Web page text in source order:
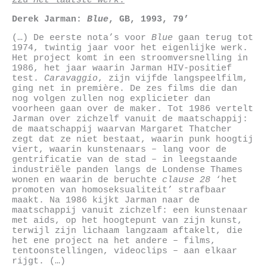
Derek Jarman : Blue, GB, 1993, 79’
(…) De eerste nota’s voor Blue gaan terug tot
1974, twintig jaar voor het eigenlijke werk.
Het project komt in een stroomversnelling in
1986, het jaar waarin Jarman HIV-positief
test. Caravaggio, zijn vijfde langspeelfilm,
ging net in première. De zes films die dan
nog volgen zullen nog explicieter dan
voorheen gaan over de maker. Tot 1986 vertelt
Jarman over zichzelf vanuit de maatschappij:
de maatschappij waarvan Margaret Thatcher
zegt dat ze niet bestaat, waarin punk hoogtij
viert, waarin kunstenaars – lang voor de
gentrificatie van de stad – in leegstaande
industriële panden langs de Londense Thames
wonen en waarin de beruchte clause 28 ‘het
promoten van homoseksualiteit’ strafbaar
maakt. Na 1986 kijkt Jarman naar de
maatschappij vanuit zichzelf: een kunstenaar
met aids, op het hoogtepunt van zijn kunst,
terwijl zijn lichaam langzaam aftakelt, die
het ene project na het andere – films,
tentoonstellingen, videoclips – aan elkaar
rijgt. (…)